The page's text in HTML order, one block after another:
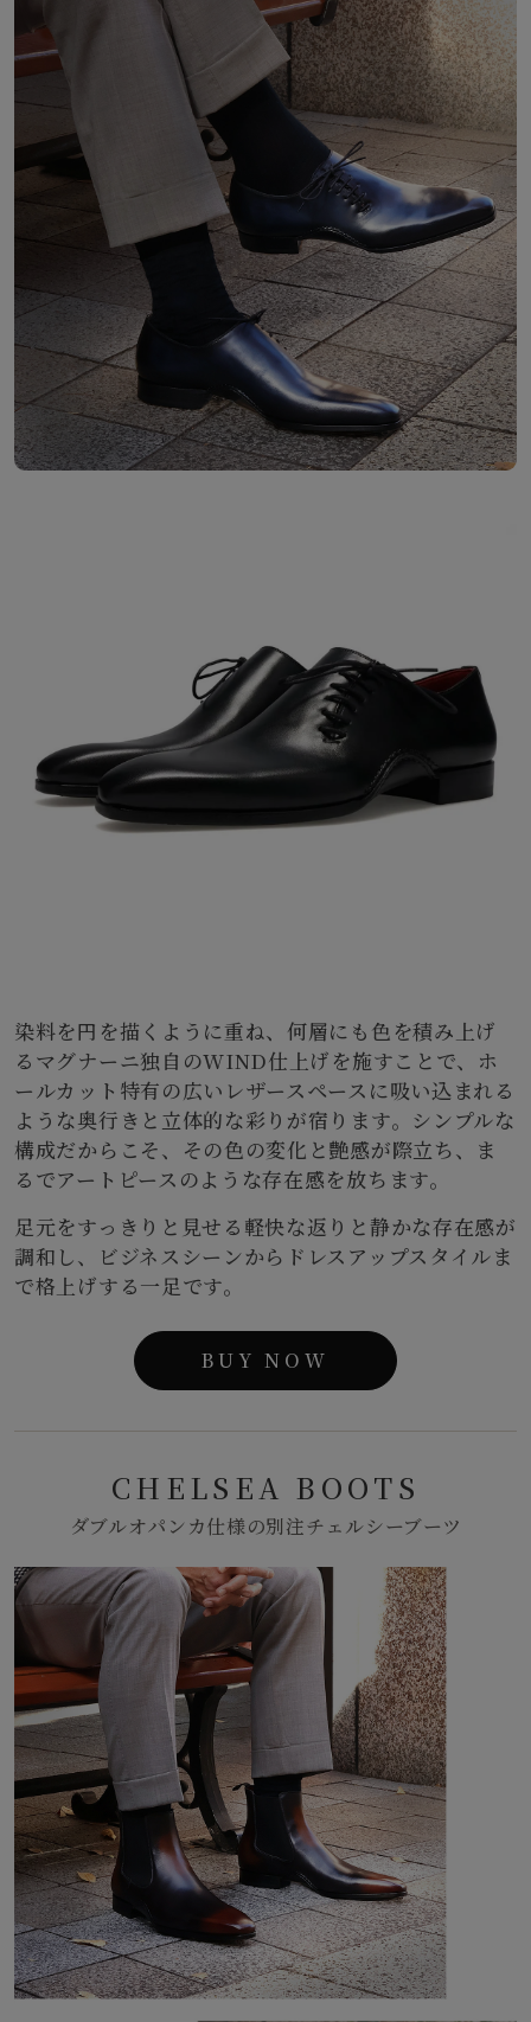
染料を円を描くように重ね、何層にも色を積み上げ
るマグナーニ独自のWIND仕上げを施すことで、ホ
ールカット特有の広いレザースペースに吸い込まれる
ような奥行きと立体的な彩りが宿ります。シンプルな
構成だからこそ、その色の変化と艶感が際立ち、ま
るでアートピースのような存在感を放ちます。
足元をすっきりと見せる軽快な返りと静かな存在感が
調和し、ビジネスシーンからドレスアップスタイルま
で格上げする一足です。
BUY NOW
CHELSEA BOOTS
ダブルオパンカ仕様の別注チェルシーブーツ